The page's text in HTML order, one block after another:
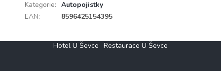
Kategorie: Autopojistky
EAN: 8596425154395
Hotel U Ševce Restaurace U Ševce